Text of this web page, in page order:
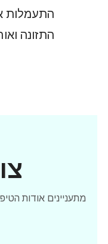
התעמלות
התזונה
מתעניינים אודות